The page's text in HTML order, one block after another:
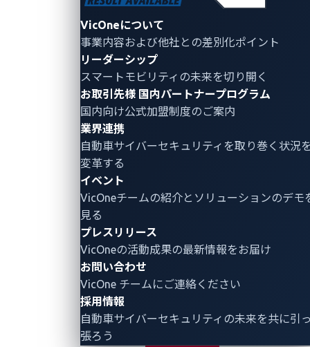
VicOneについて
事業内容および他社との差別化ポイント
リーダーシップ
スマートモビリティの未来を切り開く
お取引先様 国内パートナープログラム
国内向け公式加盟制度のご案内
業界連携
自動車サイバーセキュリティ を取り巻く状況
変革する
イベント
VicOneチームの紹介とソリューションのデモ
見る
プレスリリース
VicOneの活動成果の最新情報をお届け
お問い合わせ
VicOne チームにご連絡ください
採用情報
自動車サイバーセキュリティの未来を共に引
張ろう
xCarbonが評価されました。このシステムは、車載ネ
ットワークを安全に保ちながら以下の項目においてシ
ステムの信頼性を高めます。
xCarbonは、CPUやメモリのリソースをほとんど
使わずに、異常なシステム活動やネットワークの
脅威、悪意ある攻撃、さらにはCANの異常を効率
的に検出します。モジュラー設計により、自動車
メーカーは電子制御ユニット（ECU）の特性や車
両のアーキテクチャに基づき、必要に応じて特定
の検出機能を有効化または無効化できます。これ
により、リソースの浪費を減らすことができま
xCarbonは102日に渡って先進的な保護を提供する
ことで、攻撃パターンを精密な検出ルールに変換
します。このため、ほぼゼロの誤検知を実現し、
検出エンジンの精度を高めています。また、異な
るECUにわたる攻撃の文脈を視覚化し、迅速な調